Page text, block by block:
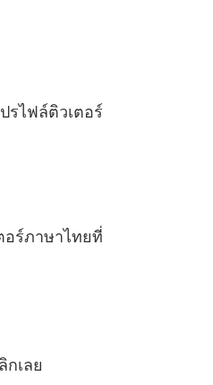
รไฟล์ติวเตอร์
อร์ภาษาไทยที่
เลย